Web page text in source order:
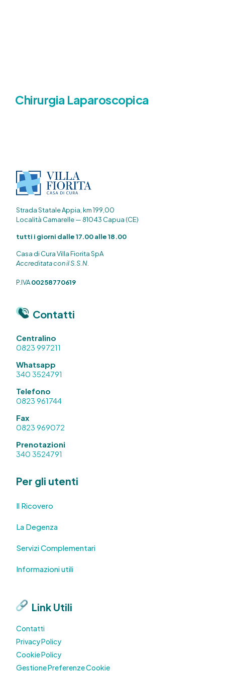
Chirurgia Laparoscopica
Strada Statale Appia, km 199,00
Località Camarelle — 81043 Capua (CE)
tutti i giorni dalle 17.00 alle 18.00
Casa di Cura Villa Fiorita SpA
Accreditata con il S.S.N.
P.IVA00258770619
Contatti
Centralino
0823 997211
Whatsapp
340 3524791
Telefono
0823 961744
Fax
0823 969072
Prenotazioni
340 3524791
Per gli utenti
Il Ricovero
La Degenza
Servizi Complementari
Informazioni utili
Link Utili
Contatti
Privacy Policy
Cookie Policy
Gestione Preferenze Cookie